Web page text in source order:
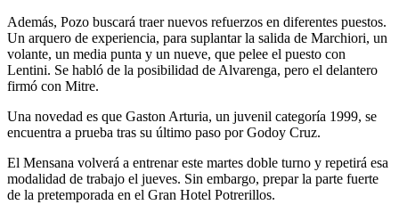
Además, Pozo buscará traer nuevos refuerzos en diferentes puestos.
Un arquero de experiencia, para suplantar la salida de Marchiori, un
volante, un media punta y un nueve, que pelee el puesto con
Lentini. Se habló de la posibilidad de Alvarenga, pero el delantero
firmó con Mitre.
Una novedad es que Gaston Arturia, un juvenil categoría 1999, se
encuentra a prueba tras su último paso por Godoy Cruz.
El Mensana volverá a entrenar este martes doble turno y repetirá esa
modalidad de trabajo el jueves. Sin embargo, prepar la parte fuerte
de la pretemporada en el Gran Hotel Potrerillos.